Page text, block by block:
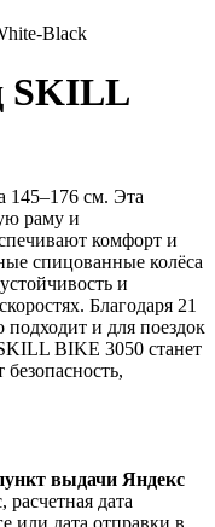
Black
SKILL
145–176 см. Эта
раму и
комфорт и
спицованные колёса
и
Благодаря 21
подходит и для поездок
BIKE 3050 станет
выдачи Яндекс
расчетная дата
или дата отправки в